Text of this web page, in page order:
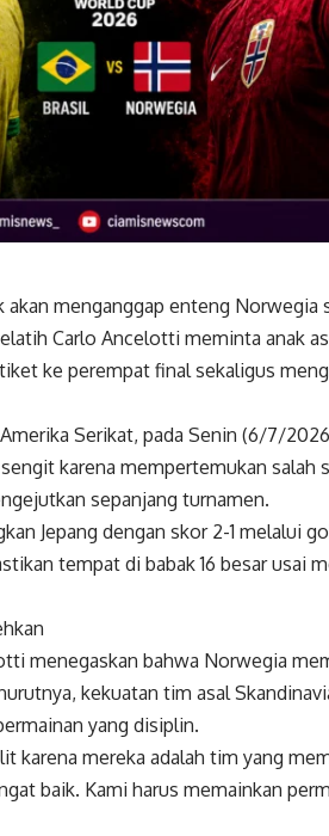
menganggap enteng Norwegia
Carlo Ancelotti meminta anak
ke perempat final sekaligus
Serikat, pada Senin (6/7/
karena mempertemukan salah
sepanjang turnamen.
Jepang dengan skor 2-1 melalui
tempat di babak 16 besar usai
menegaskan bahwa Norwegia
kekuatan tim asal
yang disiplin.
karena mereka adalah tim yang
baik. Kami harus memainkan